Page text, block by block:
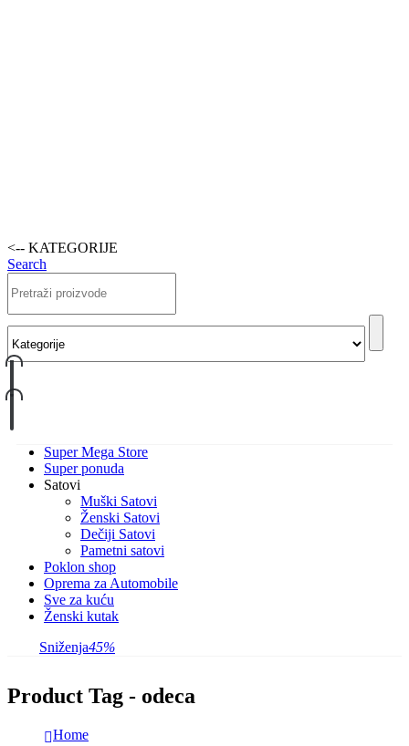
<-- KATEGORIJE
Search
Super Mega Store
Super ponuda
Satovi
Muški Satovi
Ženski Satovi
Dečiji Satovi
Pametni satovi
Poklon shop
Oprema za Automobile
Sve za kuću
Ženski kutak
Sniženja45%
Product Tag - odeca
Home